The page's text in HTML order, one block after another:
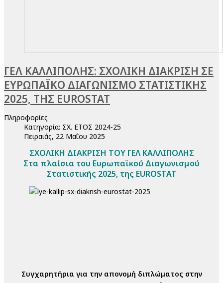
ΓΕΛ ΚΑΛΛΙΠΟΛΗΣ: ΣΧΟΛΙΚΗ ΔΙΑΚΡΙΣΗ ΣΕ
ΕΥΡΩΠΑΪΚΟ ΔΙΑΓΩΝΙΣΜΟ ΣΤΑΤΙΣΤΙΚΗΣ
2025, ΤΗΣ EUROSTAT
Πληροφορίες
Κατηγορία: ΣΧ. ΕΤΟΣ 2024-25
Πειραιάς, 22 Μαΐου 2025
ΣΧΟΛΙΚΗ ΔΙΑΚΡΙΣΗ ΤΟΥ ΓΕΛ ΚΑΛΛΙΠΟΛΗΣ
Στα πλαίσια του Ευρωπαϊκού Διαγωνισμού
Στατιστικής 2025, της EUROSTAT
Συγχαρητήρια για την απονομή διπλώματος στην